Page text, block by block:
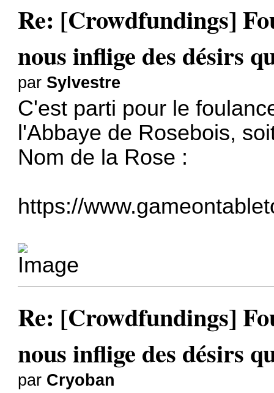
Re: [Crowdfundings]
nous inflige des désirs
par Sylvestre
C'est parti pour le
l'Abbaye de Rosebois,
Nom de la Rose :
https://
Re: [Crowdfundings]
nous inflige des désirs
par Cryoban